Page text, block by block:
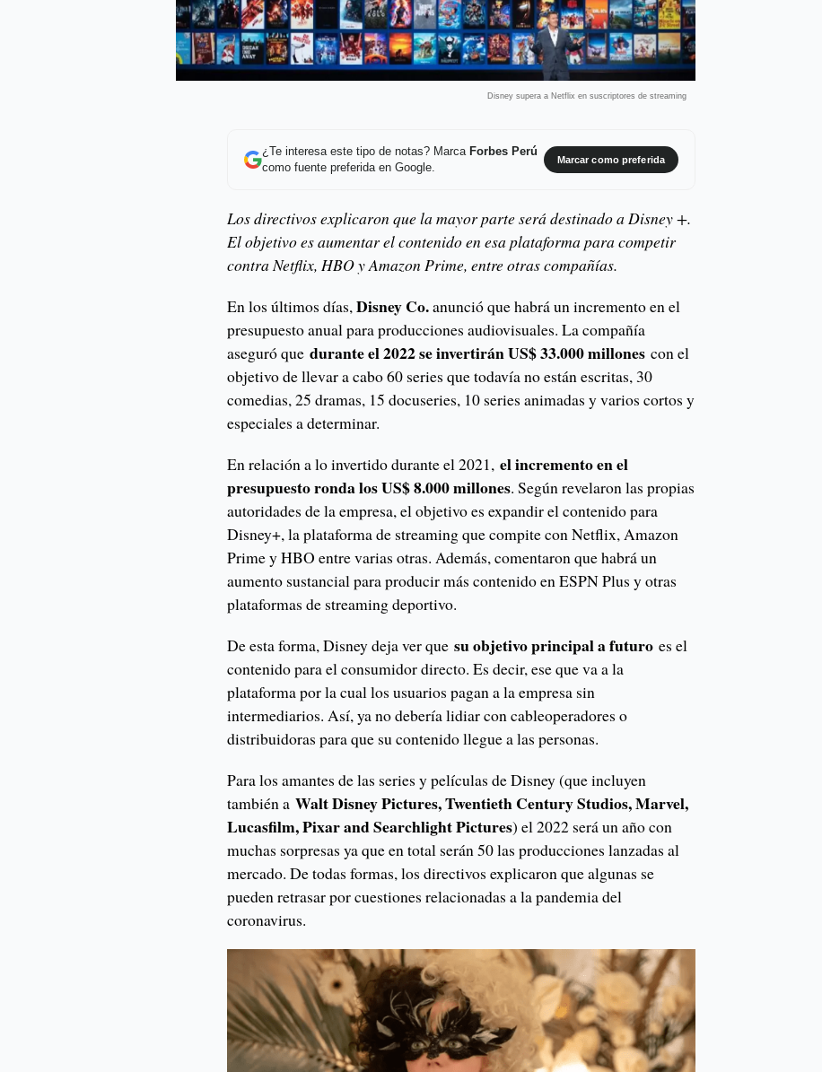
Disney supera a Netflix en suscriptores de streaming
¿Te interesa este tipo de notas? Marca Forbes Perú
como fuente preferida en Google.
Marcar como preferida
Los directivos explicaron que la mayor parte será destinado a Disney +.
El objetivo es aumentar el contenido en esa plataforma para competir
contra Netflix, HBO y Amazon Prime, entre otras compañías.
En los últimos días,Disney Co.anunció que habrá un incremento en el
presupuesto anual para producciones audiovisuales. La compañía
aseguró quedurante el 2022 se invertirán US$ 33.000 millones con el
objetivo de llevar a cabo 60 series que todavía no están escritas, 30
comedias, 25 dramas, 15 docuseries, 10 series animadas y varios cortos y
especiales a determinar.
En relación a lo invertido durante el 2021,el incremento en el
presupuesto ronda los US$ 8.000 millones. Según revelaron las propias
autoridades de la empresa, el objetivo es expandir el contenido para
Disney+, la plataforma de streaming que compite con Netflix, Amazon
Prime y HBO entre varias otras. Además, comentaron que habrá un
aumento sustancial para producir más contenido en ESPN Plus y otras
plataformas de streaming deportivo.
De esta forma, Disney deja ver que su objetivo principal a futuro es el
contenido para el consumidor directo. Es decir, ese que va a la
plataforma por la cual los usuarios pagan a la empresa sin
intermediarios. Así, ya no debería lidiar con cableoperadores o
distribuidoras para que su contenido llegue a las personas.
Para los amantes de las series y películas de Disney (que incluyen
también aWalt Disney Pictures, Twentieth Century Studios, Marvel,
Lucasfilm, Pixar and Searchlight Pictures) el 2022 será un año con
muchas sorpresas ya que en total serán 50 las producciones lanzadas al
mercado. De todas formas, los directivos explicaron que algunas se
pueden retrasar por cuestiones relacionadas a la pandemia del
coronavirus.